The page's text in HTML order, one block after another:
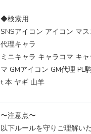
◆検索用
SNSアイコン アイコン マ
代理キャラ
ミニキャラ キャラコマ キ
マ GMアイコン GM代理 PL
t 本 ヤギ 山羊
〜注意点〜
以下ルールを守りご理解い